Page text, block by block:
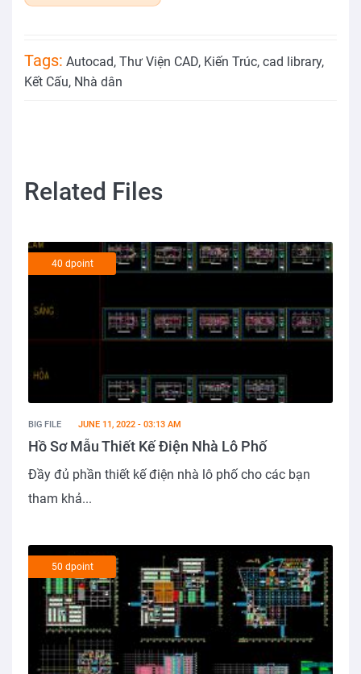
Tags: Autocad, Thư Viện CAD, Kiến Trúc, cad library,
Kết Cấu, Nhà dân
Related Files
40 dpoint
BIG FILE JUNE 11, 2022 - 03:13 AM
Hồ Sơ Mẫu Thiết Kế Điện Nhà Lô Phố
Đầy đủ phần thiết kế điện nhà lô phố cho các bạn
tham khả...
50 dpoint